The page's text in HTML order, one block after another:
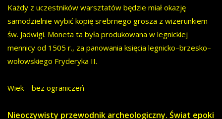
Każdy z uczestników warsztatów będzie miał okazję
samodzielnie wybić kopię srebrnego grosza z wizerunkiem
św. Jadwigi. Moneta ta była produkowana w legnickiej
mennicy od 1505 r., za panowania księcia legnicko–brzesko–
wołowskiego Fryderyka II.
Wiek – bez ograniczeń
Nieoczywisty przewodnik archeologiczny. Świat epoki